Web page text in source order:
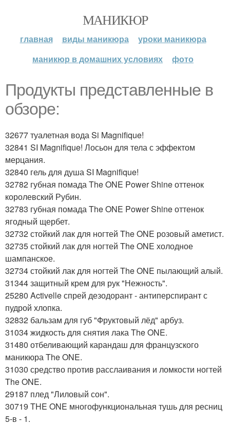
МАНИКЮР
главная виды маникюра
уроки маникюра
маникюр в домашних условиях
фото
Продукты представленные в
обзоре:
32677 туалетная вода Si Magnifique!
32841 SI Magnifique! Лосьон для тела с эффектом
мерцания.
32840 гель для душа SI Magnifique!
32782 губная помада The ONE Power Shine оттенок
королевский Рубин.
32783 губная помада The ONE Power Shine оттенок
ягодный щербет.
32732 стойкий лак для ногтей The ONE розовый аметист.
32735 стойкий лак для ногтей The ONE холодное
шампанское.
32734 стойкий лак для ногтей The ONE пылающий алый.
31344 защитный крем для рук "Нежность".
25280 Activelle спрей дезодорант - антиперспирант с
пудрой хлопка.
32832 бальзам для губ "Фруктовый лёд" арбуз.
31034 жидкость для снятия лака The ONE.
31480 отбеливающий карандаш для французского
маникюра The ONE.
31030 средство против расслаивания и ломкости ногтей
The ONE.
29187 плед "Лиловый сон".
30719 THE ONE многофункциональная тушь для ресниц
5-в - 1.